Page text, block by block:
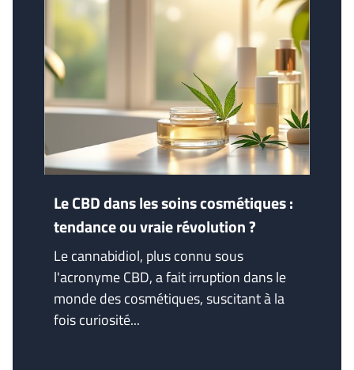
Le CBD dans les soins cosmétiques :
tendance ou vraie révolution ?
Le cannabidiol, plus connu sous
l'acronyme CBD, a fait irruption dans le
monde des cosmétiques, suscitant à la
fois curiosité...